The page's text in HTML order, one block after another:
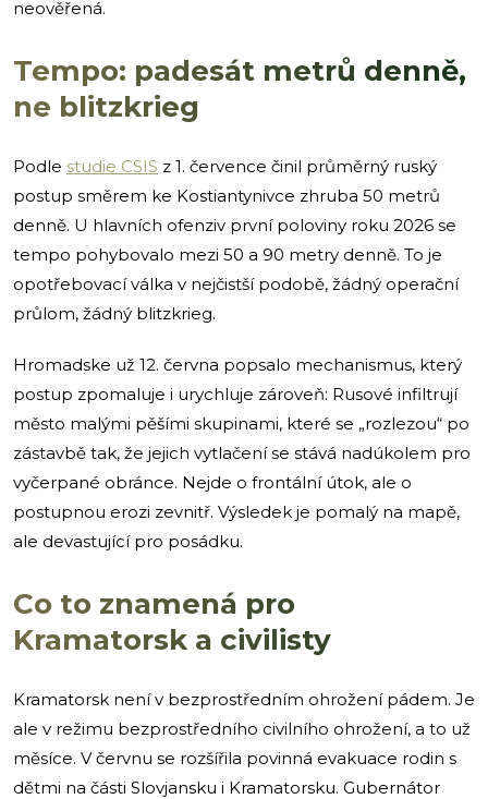
neověřená.
Tempo: padesát metrů denně,
ne blitzkrieg
Podle studie CSIS z 1. července činil průměrný ruský
postup směrem ke Kostiantynivce zhruba 50 metrů
denně. U hlavních ofenziv první poloviny roku 2026 se
tempo pohybovalo mezi 50 a 90 metry denně. To je
opotřebovací válka v nejčistší podobě, žádný operační
průlom, žádný blitzkrieg.
Hromadske už 12. června popsalo mechanismus, který
postup zpomaluje i urychluje zároveň: Rusové infiltrují
město malými pěšími skupinami, které se „rozlezou“ po
zástavbě tak, že jejich vytlačení se stává nadúkolem pro
vyčerpané obránce. Nejde o frontální útok, ale o
postupnou erozi zevnitř. Výsledek je pomalý na mapě,
ale devastující pro posádku.
Co to znamená pro
Kramatorsk a civilisty
Kramatorsk není v bezprostředním ohrožení pádem. Je
ale v režimu bezprostředního civilního ohrožení, a to už
měsíce. V červnu se rozšířila povinná evakuace rodin s
dětmi na části Slovjansku i Kramatorsku. Gubernátor